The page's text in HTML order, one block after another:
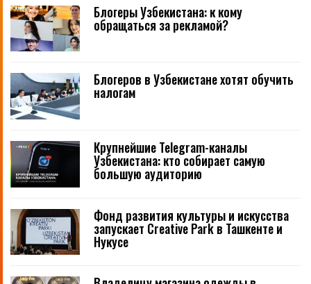
Блогеры Узбекистана: к кому
обращаться за рекламой?
Блогеров в Узбекистане хотят обучить
налогам
Крупнейшие Telegram-каналы
Узбекистана: кто собирает самую
большую аудиторию
Фонд развития культуры и искусства
запускает Creative Park в Ташкенте и
Нукусе